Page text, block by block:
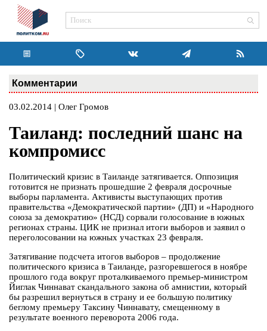
Комментарии
03.02.2014 | Олег Громов
Таиланд: последний шанс на
компромисс
Политический кризис в Таиланде затягивается. Оппозиция
готовится не признать прошедшие 2 февраля досрочные
выборы парламента. Активисты выступающих против
правительства «Демократической партии» (ДП) и «Народного
союза за демократию» (НСД) сорвали голосование в южных
регионах страны. ЦИК не признал итоги выборов и заявил о
переголосовании на южных участках 23 февраля.
Затягивание подсчета итогов выборов – продолжение
политического кризиса в Таиланде, разгоревшегося в ноябре
прошлого года вокруг проталкиваемого премьер-министром
Йиглак Чиннават скандального закона об амнистии, который
бы разрешил вернуться в страну и ее большую политику
беглому премьеру Таксину Чиннавату, смещенному в
результате военного переворота 2006 года.